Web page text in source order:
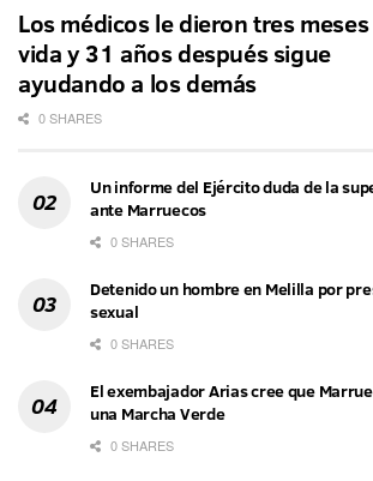
Los médicos le dieron tres
vida y 31 años después sigue
ayudando a los demás
0 SHARES
Un informe del Ejército duda de la
ante Marruecos
0 SHARES
Detenido un hombre en Melilla por
sexual
0 SHARES
El exembajador Arias cree que
una Marcha Verde
0 SHARES